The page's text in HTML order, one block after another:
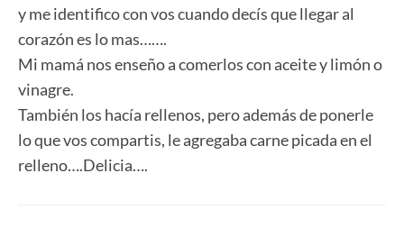
y me identifico con vos cuando decís que llegar al
corazón es lo mas…….
Mi mamá nos enseño a comerlos con aceite y limón o
vinagre.
También los hacía rellenos, pero además de ponerle
lo que vos compartis, le agregaba carne picada en el
relleno….Delicia….